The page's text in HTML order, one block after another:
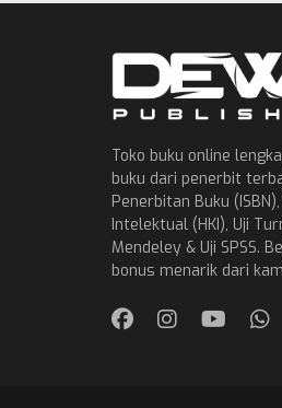
Toko buku online
buku dari penerbit
Penerbitan Buku
Intelektual (HKI), Uji
Mendeley & Uji SPSS.
bonus menarik dari